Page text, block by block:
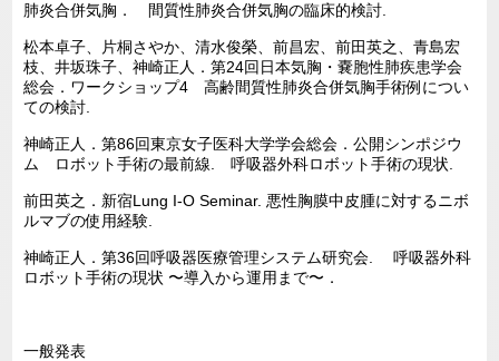
肺炎合併気胸． 間質性肺炎合併気胸の臨床的検討.
松本卓子、片桐さやか、清水俊榮、前昌宏、前田英之、青島宏
枝、井坂珠子、神崎正人．第24回日本気胸・嚢胞性肺疾患学会
総会．ワークショップ4 高齢間質性肺炎合併気胸手術例につい
ての検討.
神崎正人．第86回東京女子医科大学学会総会．公開シンポジウ
ム ロボット手術の最前線. 呼吸器外科ロボット手術の現状.
前田英之．新宿Lung I-O Seminar. 悪性胸膜中皮腫に対するニボ
ルマブの使用経験.
神崎正人．第36回呼吸器医療管理システム研究会. 呼吸器外科
ロボット手術の現状 〜導入から運用まで〜．
一般発表